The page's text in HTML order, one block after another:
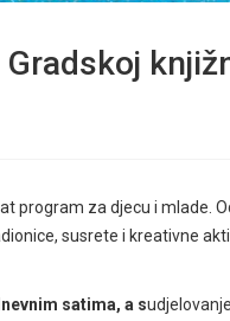
program za djecu i mlade.
susrete i kreativne
satima, a s